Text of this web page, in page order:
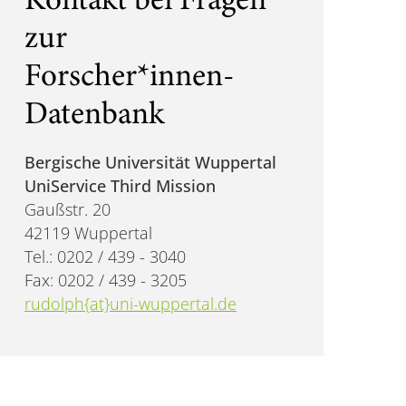
zur
Forscher*innen-
Datenbank
Bergische Universität Wuppertal
UniService Third Mission
Gaußstr. 20
42119 Wuppertal
Tel.: 0202 / 439 - 3040
Fax: 0202 / 439 - 3205
rudolph{at}uni-wuppertal.de